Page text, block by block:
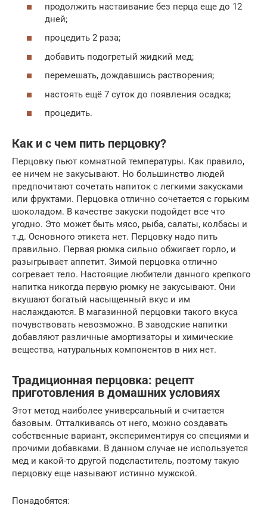
продолжить настаивание без перца еще до 12
дней;
процедить 2 раза;
добавить подогретый жидкий мед;
перемешать, дождавшись растворения;
настоять ещё 7 суток до появления осадка;
процедить.
Как и с чем пить перцовку?
Перцовку пьют комнатной температуры. Как правило,
ее ничем не закусывают. Но большинство людей
предпочитают сочетать напиток с легкими закусками
или фруктами. Перцовка отлично сочетается с горьким
шоколадом. В качестве закуски подойдет все что
угодно. Это может быть мясо, рыба, салаты, колбасы и
т.д. Основного этикета нет. Перцовку надо пить
правильно. Первая рюмка сильно обжигает горло, и
разыгрывает аппетит. Зимой перцовка отлично
согревает тело. Настоящие любители данного крепкого
напитка никогда первую рюмку не закусывают. Они
вкушают богатый насыщенный вкус и им
наслаждаются. В магазинной перцовки такого вкуса
почувствовать невозможно. В заводские напитки
добавляют различные амортизаторы и химические
вещества, натуральных компонентов в них нет.
Традиционная перцовка: рецепт
приготовления в домашних условиях
Этот метод наиболее универсальный и считается
базовым. Отталкиваясь от него, можно создавать
собственные вариант, экспериментируя со специями и
прочими добавками. В данном случае не используется
мед и какой-то другой подсластитель, поэтому такую
перцовку еще называют истинно мужской.
Понадобятся: